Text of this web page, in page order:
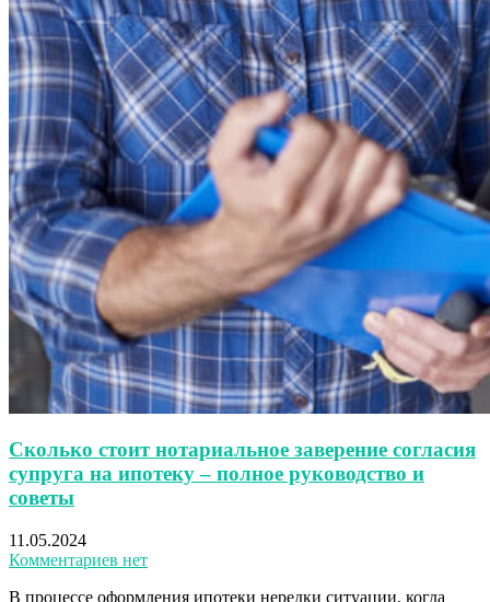
Сколько стоит нотариальное заверение согласия
супруга на ипотеку – полное руководство и
советы
11.05.2024
Комментариев нет
В процессе оформления ипотеки нередки ситуации, когда